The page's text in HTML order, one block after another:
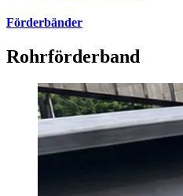
Förderbänder
Rohrförderband